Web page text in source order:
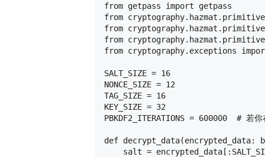
from getpass import getpass
from
from
from
from cryptography.exceptions
SALT_SIZE = 16
NONCE_SIZE = 12
TAG_SIZE = 16
KEY_SIZE = 32
PBKDF2_ITERATIONS = 600000  # 若
def
salt =